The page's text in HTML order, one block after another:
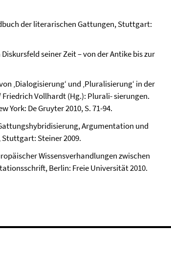
der literarischen Gattungen, Stuttgart:
seiner Zeit – von der Antike bis zur
‚Dialogisierung‘ und ‚Pluralisierung‘ in der
Vollhardt (Hg.): Plurali- sierungen.
York: De Gruyter 2010, S. 71-94.
Argumentation und
Steiner 2009.
Wissensverhandlungen zwischen
Berlin: Freie Universität 2010.